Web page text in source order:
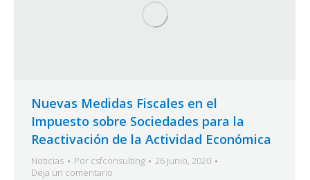
Nuevas Medidas Fiscales en el
Impuesto sobre Sociedades para la
Reactivación de la Actividad Económica
Noticias Por csfconsulting
26 junio, 2020
Deja un comentario